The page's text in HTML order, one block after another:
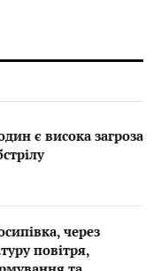
є висока загроза
через
повітря,